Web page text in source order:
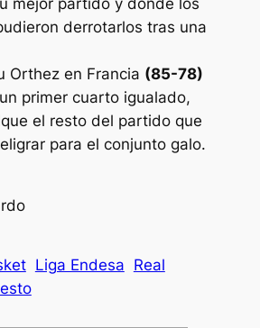
derrotarlos tras una
Orthez en Francia (85-78)
primer cuarto igualado,
el resto del partido que
para el conjunto galo.
Liga Endesa Real